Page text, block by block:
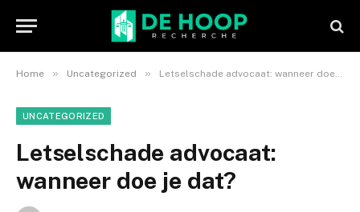
Home » Uncategorized » Letselschade advocaat: wanneer doe je dat?
UNCATEGORIZED
Letselschade advocaat:
wanneer doe je dat?